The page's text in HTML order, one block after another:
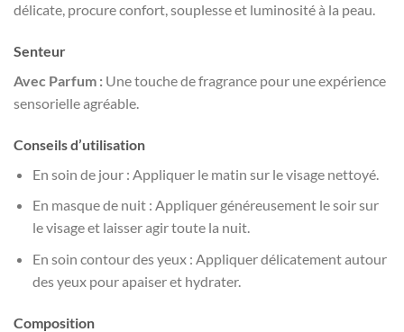
délicate, procure confort, souplesse et luminosité à la peau.
Senteur
Avec Parfum : Une touche de fragrance pour une expérience
sensorielle agréable.
Conseils d’utilisation
En soin de jour : Appliquer le matin sur le visage nettoyé.
En masque de nuit : Appliquer généreusement le soir sur
le visage et laisser agir toute la nuit.
En soin contour des yeux : Appliquer délicatement autour
des yeux pour apaiser et hydrater.
Composition